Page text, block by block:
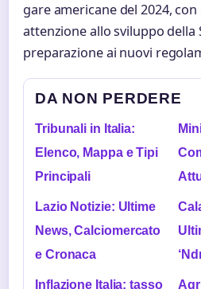
gare americane del 2024,
attenzione allo sviluppo della
preparazione ai nuovi
DA NON PERDERE
Tribunali in Italia:
Elenco, Mappa e Tipi
Principali
Lazio Notizie: Ultime
News, Calciomercato
e Cronaca
Inflazione Italia: tasso